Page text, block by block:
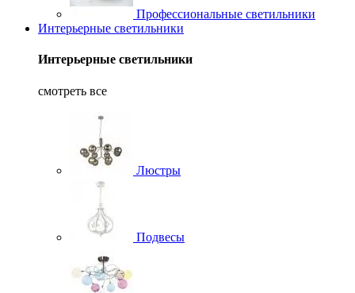
Профессиональные светильники
Интерьерные светильники
Интерьерные светильники
смотреть все
Люстры
Подвесы